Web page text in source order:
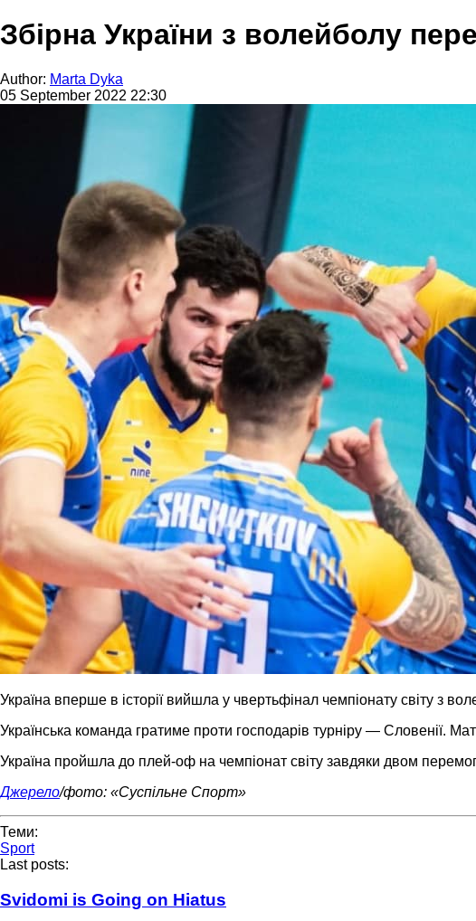
Збірна України з волейболу
Author: Marta Dyka
05 September 2022 22:30
Україна вперше в історії вийшла у чвертьфінал чемпіонату світу з
Українська команда гратиме проти господарів турніру — Словенії.
Україна пройшла до плей-оф на чемпіонат світу завдяки двом
Джерело/фото: «Суспільне Спорт»
Теми:
Sport
Last posts:
Svidomi is Going on Hiatus